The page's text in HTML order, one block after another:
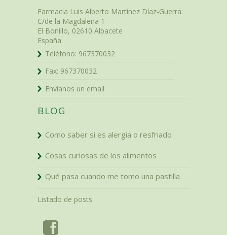
Farmacia Luis Alberto Martínez Díaz-Guerra:
C/de la Magdalena 1
El Bonillo, 02610 Albacete
España
Teléfono: 967370032
Fax: 967370032
Envíanos un email
BLOG
Como saber si es alergia o resfriado
Cosas curiosas de los alimentos
Qué pasa cuando me tomo una pastilla
Listado de posts